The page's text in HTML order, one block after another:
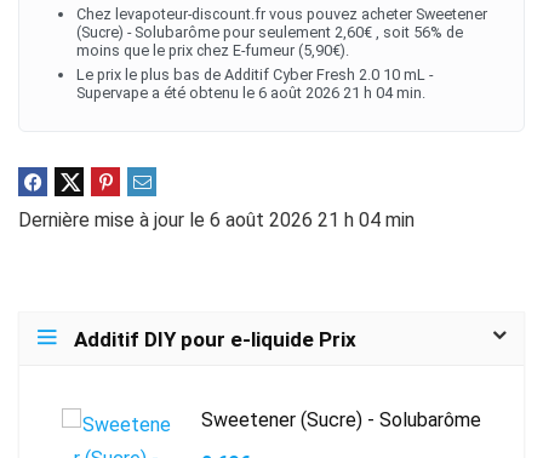
Chez levapoteur-discount.fr vous pouvez acheter Sweetener
(Sucre) - Solubarôme pour seulement 2,60€ , soit 56% de
moins que le prix chez E-fumeur (5,90€).
Le prix le plus bas de Additif Cyber Fresh 2.0 10 mL -
Supervape a été obtenu le 6 août 2026 21 h 04 min.
Dernière mise à jour le 6 août 2026 21 h 04 min
Additif DIY pour e-liquide Prix
Sweetener (Sucre) - Solubarôme